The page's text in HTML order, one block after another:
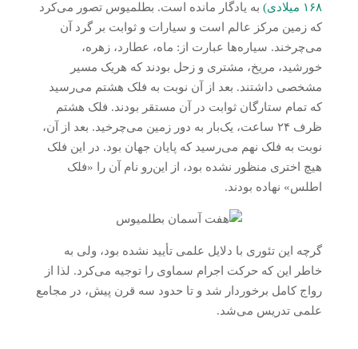
۱۶۸ میلادی)
به یادگار مانده است. بطلمیوس تصور می‌کرد
که زمین مرکز عالم است و سیارات و ثوابت بر گرد آن
می‌چرخند. سیاره‌ها عبارت از: ماه، عطارد، زهره،
خورشید، مریخ، مشتری و زحل بودند که هریک مسیر
مشخصی داشتند. بعد از آن نوبت به فلک هشتم می‌رسید
که تمام ستارگان ثوابت در آن مستقر بودند. فلک هشتم
ظرف ۲۴ ساعت، یک‌بار به دور زمین می‌چرخید. بعد از آن،
نوبت به فلک نهم می‌رسید که پایان جهان بود. در این فلک
هیچ اختری منظور نشده بود، از این‌رو نام آن را «فلک
اطلس» نهاده بودند.
گرچه این تئوری با دلایل علمی تأیید نشده بود، ولی به
خاطر این که حرکت اجرام سماوی را توجیه می‌کرد. لذا از
رواج کامل برخوردار شد و تا حدود سه قرن پیش، در مجامع
علمی تدریس می‌شد.